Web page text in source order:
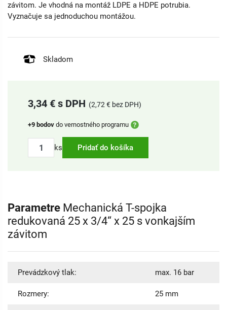
závitom. Je vhodná na montáž LDPE a HDPE potrubia.
Vyznačuje sa jednoduchou montážou.
Skladom
3,34 € s DPH (2,72 € bez DPH)
+9 bodov do vernostného programu
ks Pridať do košíka
Parametre Mechanická T-spojka
redukovaná 25 x 3/4“ x 25 s vonkajším
závitom
Prevádzkový tlak: max. 16 bar
Rozmery: 25 mm